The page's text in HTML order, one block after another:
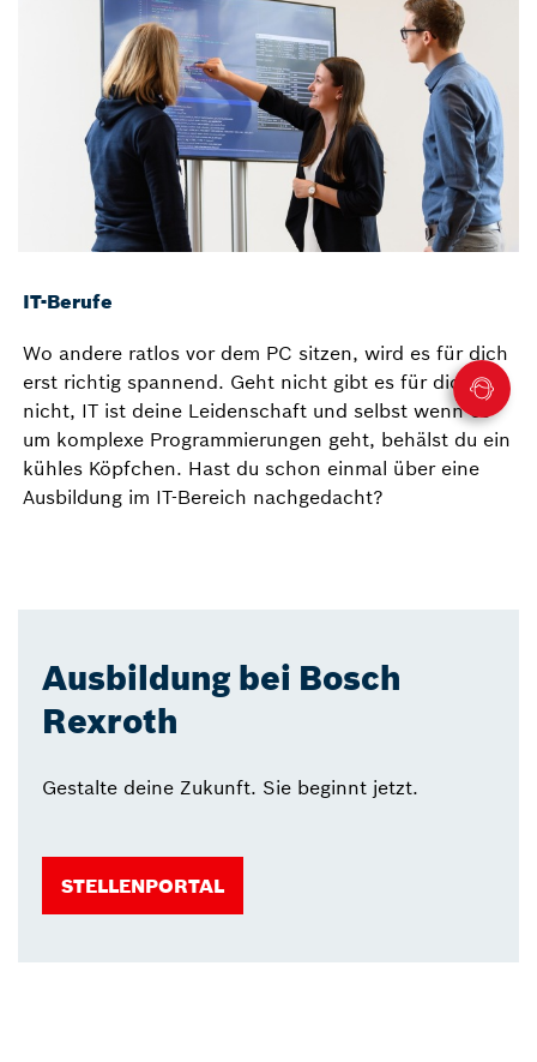
IT-Berufe
Wo andere ratlos vor dem PC sitzen, wird es für dich
erst richtig spannend. Geht nicht gibt es für dich
nicht, IT ist deine Leidenschaft und selbst wenn es
um komplexe Programmierungen geht, behälst du ein
kühles Köpfchen. Hast du schon einmal über eine
Ausbildung im IT-Bereich nachgedacht?
Ausbildung bei Bosch
Rexroth
Gestalte deine Zukunft. Sie beginnt jetzt.
STELLENPORTAL